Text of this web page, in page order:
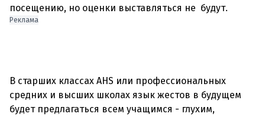
Реклама
В старших классах AHS или профессиональных
средних и высших школах язык жестов в будущем
будет предлагаться всем учащимся - глухим,